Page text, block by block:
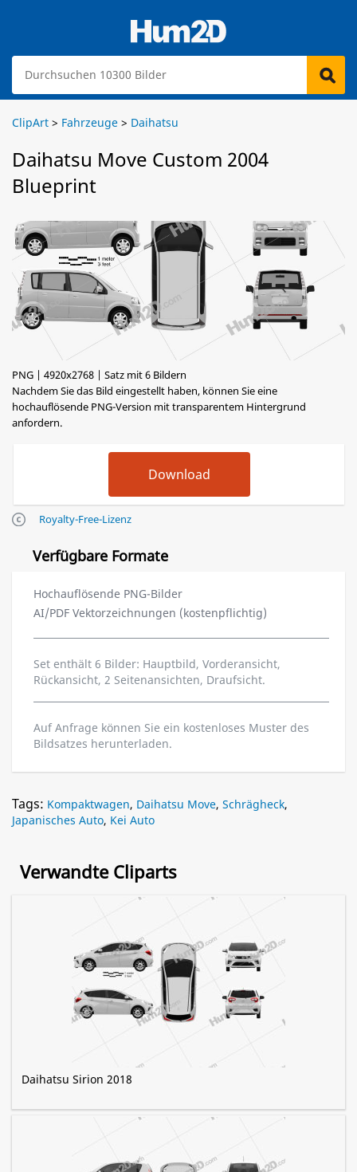
ClipArt > Fahrzeuge > Daihatsu
Daihatsu Move Custom 2004
Blueprint
PNG | 4920x2768 | Satz mit 6 Bildern
Nachdem Sie das Bild eingestellt haben, können Sie eine
hochauflösende PNG-Version mit transparentem Hintergrund
anfordern.
Royalty-Free-Lizenz
Verfügbare Formate
Hochauflösende PNG-Bilder
AI/PDF Vektorzeichnungen (kostenpflichtig)
Set enthält 6 Bilder: Hauptbild, Vorderansicht,
Rückansicht, 2 Seitenansichten, Draufsicht.
Auf Anfrage können Sie ein kostenloses Muster des
Bildsatzes herunterladen.
Tags: Kompaktwagen, Daihatsu Move, Schrägheck,
Japanisches Auto, Kei Auto
Verwandte Cliparts
Daihatsu Sirion 2018